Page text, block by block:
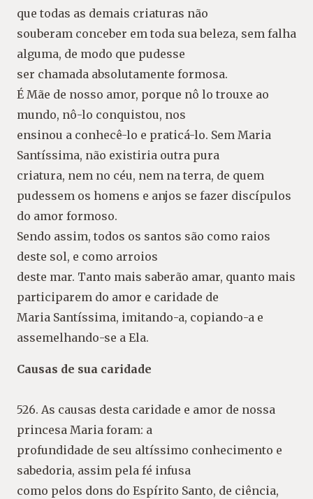
que todas as demais criaturas não
souberam conceber em toda sua beleza, sem falha
alguma, de modo que pudesse
ser chamada absolutamente formosa.
É Mãe de nosso amor, porque nô lo trouxe ao
mundo, nô-lo conquistou, nos
ensinou a conhecê-lo e praticá-lo. Sem Maria
Santíssima, não existiria outra pura
criatura, nem no céu, nem na terra, de quem
pudessem os homens e anjos se fazer discípulos
do amor formoso.
Sendo assim, todos os santos são como raios
deste sol, e como arroios
deste mar. Tanto mais saberão amar, quanto mais
participarem do amor e caridade de
Maria Santíssima, imitando-a, copiando-a e
assemelhando-se a Ela.
Causas de sua caridade
526. As causas desta caridade e amor de nossa
princesa Maria foram: a
profundidade de seu altíssimo conhecimento e
sabedoria, assim pela fé infusa
como pelos dons do Espírito Santo, de ciência,